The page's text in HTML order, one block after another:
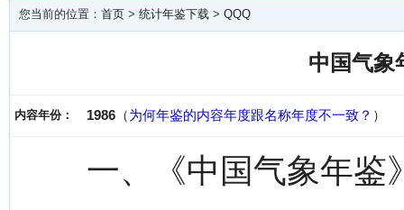
您当前的位置： 首页 > 统计年鉴下载 > QQQ
中国气象
内容年份： 1986 （为何年鉴的内容年度跟名称年度不一致？ ）
一、《中国气象年鉴